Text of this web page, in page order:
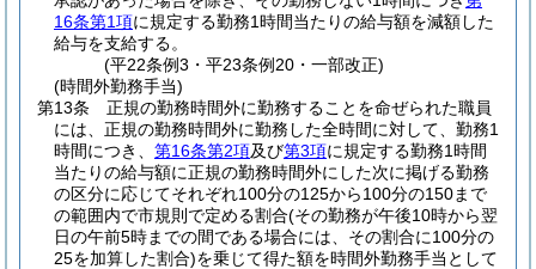
16条第1項に規定する勤務1時間当たりの給与額を減額した
給与を支給する。
(平22条例3・平23条例20・一部改正)
(時間外勤務手当)
第13条
正規の勤務時間外に勤務することを命ぜられた職員
には、正規の勤務時間外に勤務した全時間に対して、勤務1
時間につき、 第16条第2項及び第3項に規定する勤務1時間
当たりの給与額に正規の勤務時間外にした次に掲げる勤務
の区分に応じてそれぞれ100分の125から100分の150まで
の範囲内で市規則で定める割合(その勤務が午後10時から翌
日の午前5時までの間である場合には、その割合に100分の
25を加算した割合)を乗じて得た額を時間外勤務手当として